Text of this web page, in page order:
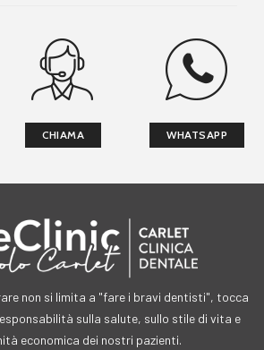
CHIAMA WHATSAPP
non si limita a "fare i bravi dentisti", tocca
sulla salute, sullo stile di vita e
economica dei nostri pazienti.